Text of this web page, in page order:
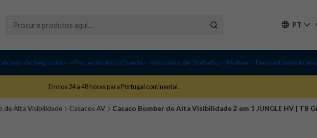
PT
de Segurança Proteção Anti-Queda Vestuário de Trabalho Mulher Descartáveis
Envios 24 a 48 horas para Portugal continental.
de Alta Visibilidade Casacos AV Casaco Bomber de Alta Visibilidade 2 em 1 JUNGLE HV | TB